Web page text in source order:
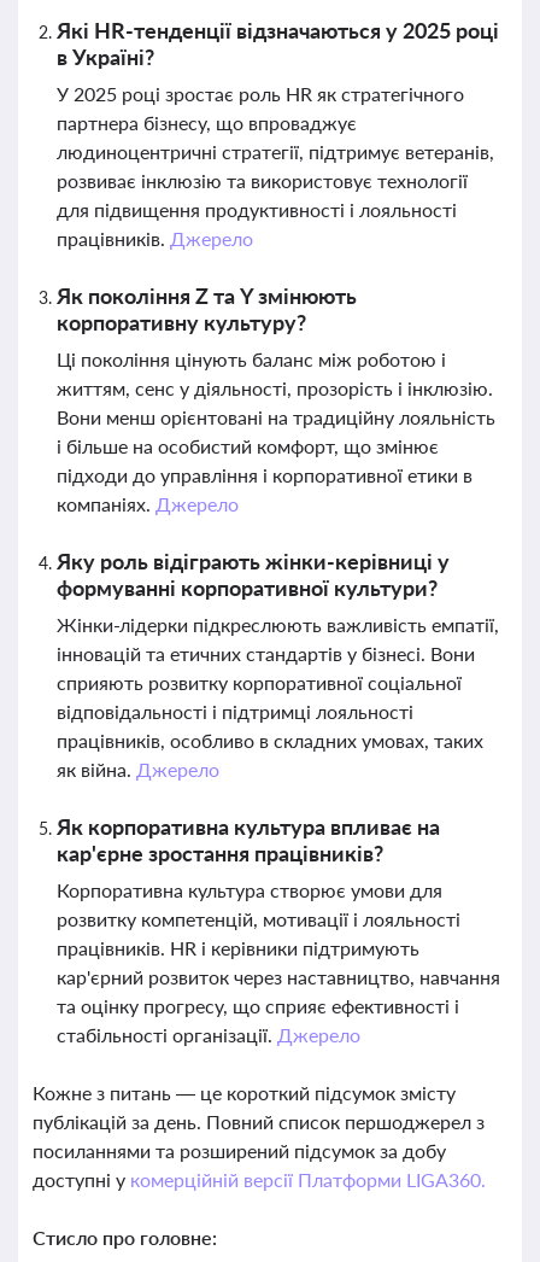
Які HR-тенденції відзначаються у 2025 році
в Україні?
У 2025 році зростає роль HR як стратегічного
партнера бізнесу, що впроваджує
людиноцентричні стратегії, підтримує ветеранів,
розвиває інклюзію та використовує технології
для підвищення продуктивності і лояльності
працівників. Джерело
Як покоління Z та Y змінюють
корпоративну культуру?
Ці покоління цінують баланс між роботою і
життям, сенс у діяльності, прозорість і інклюзію.
Вони менш орієнтовані на традиційну лояльність
і більше на особистий комфорт, що змінює
підходи до управління і корпоративної етики в
компаніях. Джерело
Яку роль відіграють жінки-керівниці у
формуванні корпоративної культури?
Жінки-лідерки підкреслюють важливість емпатії,
інновацій та етичних стандартів у бізнесі. Вони
сприяють розвитку корпоративної соціальної
відповідальності і підтримці лояльності
працівників, особливо в складних умовах, таких
як війна. Джерело
Як корпоративна культура впливає на
кар'єрне зростання працівників?
Корпоративна культура створює умови для
розвитку компетенцій, мотивації і лояльності
працівників. HR і керівники підтримують
кар'єрний розвиток через наставництво, навчання
та оцінку прогресу, що сприяє ефективності і
стабільності організації. Джерело
Кожне з питань — це короткий підсумок змісту
публікацій за день. Повний список першоджерел з
посиланнями та розширений підсумок за добу
доступні у комерційній версії Платформи LIGA360.
Стисло про головне: